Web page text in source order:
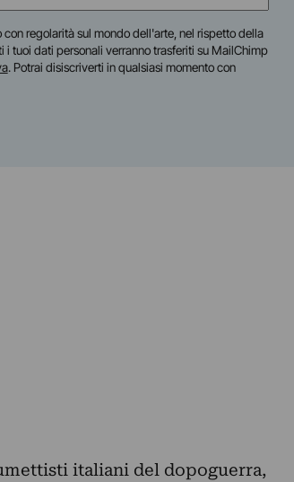
regolarità sul mondo dell'arte, nel rispetto della
i tuoi dati personali verranno trasferiti su MailChimp
. Potrai disiscriverti in qualsiasi momento con
italiani del dopoguerra,